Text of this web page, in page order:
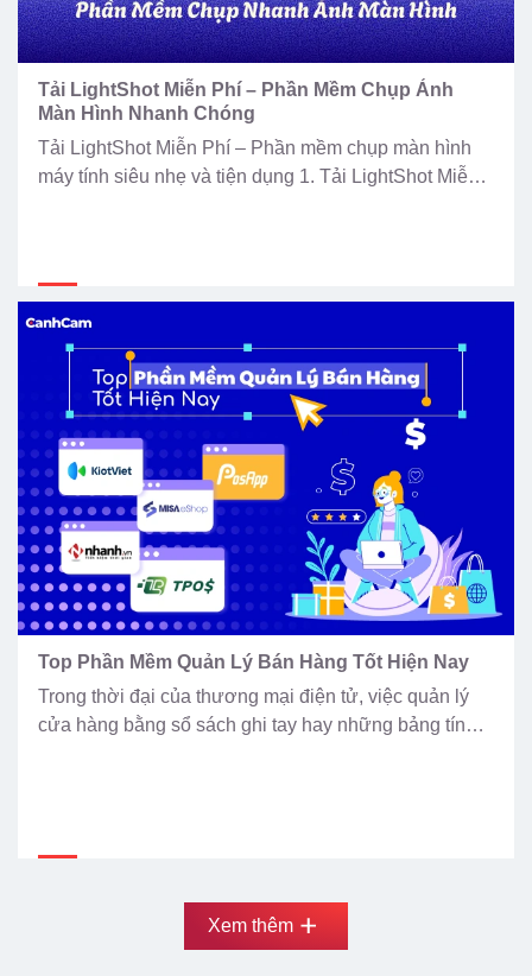
Tải LightShot Miễn Phí – Phần Mềm Chụp Ảnh
Màn Hình Nhanh Chóng
Tải LightShot Miễn Phí – Phần mềm chụp màn hình
máy tính siêu nhẹ và tiện dụng 1. Tải LightShot Miễn
[…]
Top Phần Mềm Quản Lý Bán Hàng Tốt Hiện Nay
Trong thời đại của thương mại điện tử, việc quản lý
cửa hàng bằng sổ sách ghi tay hay những bảng tính
Xem thêm